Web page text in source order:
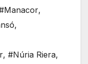
,
,
, #Núria Riera,